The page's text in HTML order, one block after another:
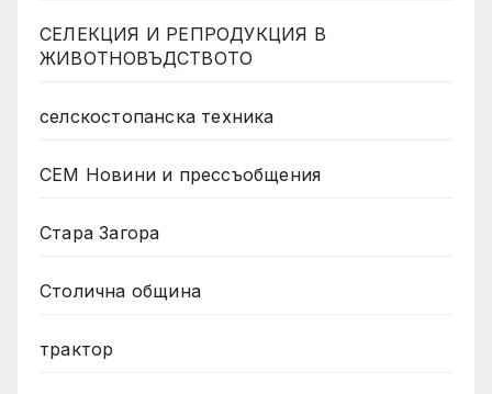
СЕЛЕКЦИЯ И РЕПРОДУКЦИЯ В
ЖИВОТНОВЪДСТВОТО
селскостопанска техника
СЕМ Новини и прессъобщения
Стара Загора
Столична община
трактор